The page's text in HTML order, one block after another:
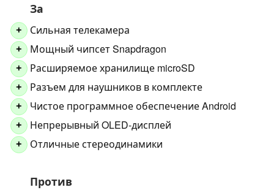
За
+ Сильная телекамера
+ Мощный чипсет Snapdragon
+ Расширяемое хранилище microSD
+ Разъем для наушников в комплекте
+ Чистое программное обеспечение Android
+ Непрерывный OLED-дисплей
+ Отличные стереодинамики
Против